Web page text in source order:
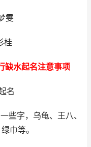
雯
桂
缺水起名注意事项
名
些字，乌龟、王八、
巾等。